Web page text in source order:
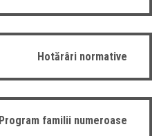
Hotărâri normative
Program familii numeroase